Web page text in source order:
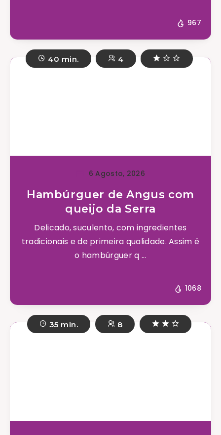
967
40 min. 4
6 Agosto, 2026
Hambúrguer de Angus com
queijo da Serra
Delicado, suculento, com ingredientes
tradicionais e de primeira qualidade. Assim é
o hambúrguer q ...
1068
35 min. 8